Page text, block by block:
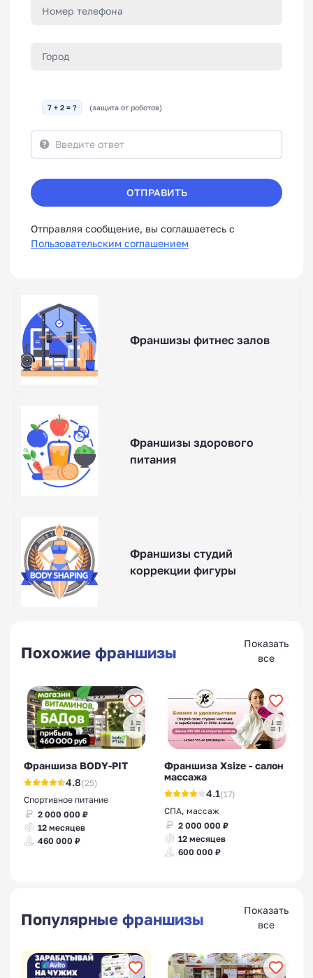
7 + 2 = ? (защита от роботов)
ОТПРАВИТЬ
Отправляя сообщение, вы соглашаетесь с
Пользовательским соглашением
Франшизы фитнес залов
Франшизы здорового
питания
Франшизы студий
коррекции фигуры
Похожие франшизы
Показать
все
Франшиза BODY-PIT
4.8(25)
Спортивное питание
2 000 000 ₽
12 месяцев
460 000 ₽
Франшиза Xsize - салон
массажа
4.1(17)
СПА, массаж
2 000 000 ₽
12 месяцев
600 000 ₽
Популярные франшизы
Показать
все